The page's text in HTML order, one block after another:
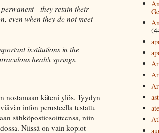
- they retain their
even when they do not meet
institutions in the
health springs.
nostamaan käteni ylös. Tyydyn
infon perusteella testattu
sähköpostiosoitteensa, niin
Niissä on vain kopiot